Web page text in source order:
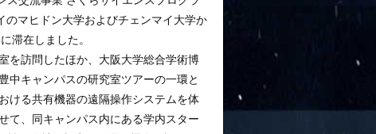
マヒドン大学およびチェンマイ大学か
滞在しました。
を訪問したほか、大阪大学総合学術博
中キャンパスの研究室ツアーの一環と
ける共有機器の遠隔操作システムを体
て、同キャンパス内にある学内スター